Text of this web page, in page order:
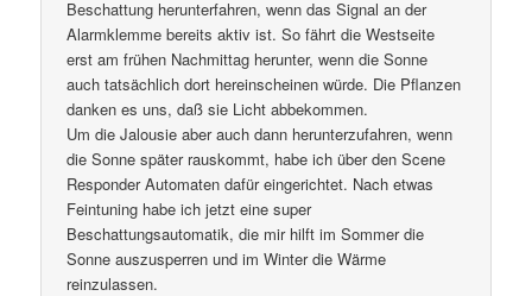
Beschattung herunterfahren, wenn das Signal an der
Alarmklemme bereits aktiv ist. So fährt die Westseite
erst am frühen Nachmittag herunter, wenn die Sonne
auch tatsächlich dort hereinscheinen würde. Die Pflanzen
danken es uns, daß sie Licht abbekommen.
Um die Jalousie aber auch dann herunterzufahren, wenn
die Sonne später rauskommt, habe ich über den Scene
Responder Automaten dafür eingerichtet. Nach etwas
Feintuning habe ich jetzt eine super
Beschattungsautomatik, die mir hilft im Sommer die
Sonne auszusperren und im Winter die Wärme
reinzulassen.